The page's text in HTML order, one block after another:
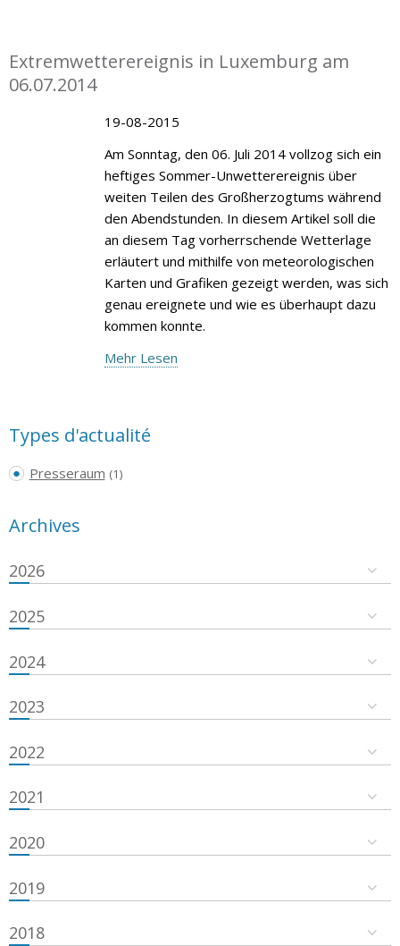
Extremwetterereignis in Luxemburg am
06.07.2014
19-08-2015
Am Sonntag, den 06. Juli 2014 vollzog sich ein
heftiges Sommer-Unwetterereignis über
weiten Teilen des Großherzogtums während
den Abendstunden. In diesem Artikel soll die
an diesem Tag vorherrschende Wetterlage
erläutert und mithilfe von meteorologischen
Karten und Grafiken gezeigt werden, was sich
genau ereignete und wie es überhaupt dazu
kommen konnte.
Mehr Lesen
Types d'actualité
Presseraum (1)
Archives
2026
2025
2024
2023
2022
2021
2020
2019
2018